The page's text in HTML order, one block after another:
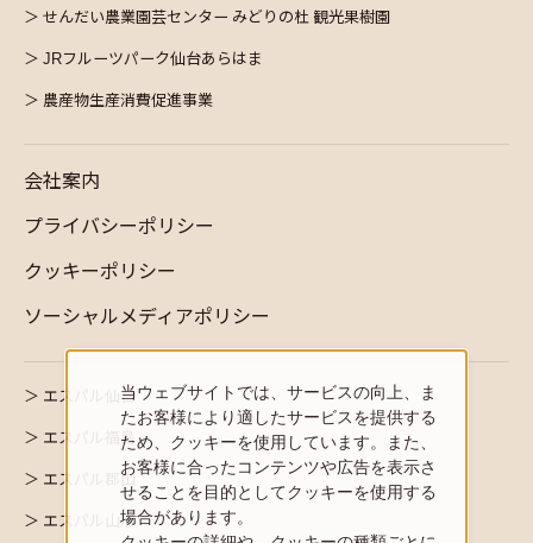
当ウェブサイトでは、サービスの向上、ま
たお客様により適したサービスを提供する
ため、クッキーを使用しています。また、
お客様に合ったコンテンツや広告を表示さ
せることを目的としてクッキーを使用する
場合があります。
せんだい農業園芸センター みどりの杜 観光果樹園
JRフルーツパーク仙台あらはま
農産物生産消費促進事業
会社案内
プライバシーポリシー
クッキーポリシー
ソーシャルメディアポリシー
エスパル仙台
エスパル福島
エスパル郡山
エスパル山形